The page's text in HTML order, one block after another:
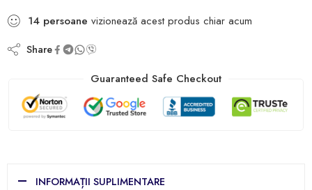
14 persoane vizionează acest produs chiar acum
Share
Guaranteed Safe Checkout
INFORMAȚII SUPLIMENTARE